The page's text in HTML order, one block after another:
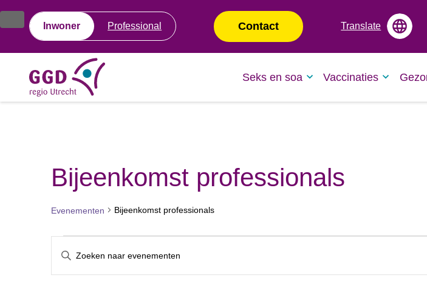
naar
de
naar
de
navigatie
Inwoner Professional Contact Translate
Seks en soa Vaccinaties
Bijeenkomst professionals
Evenementen Bijeenkomst professionals
Evenementen
Evenementen
Vul
een